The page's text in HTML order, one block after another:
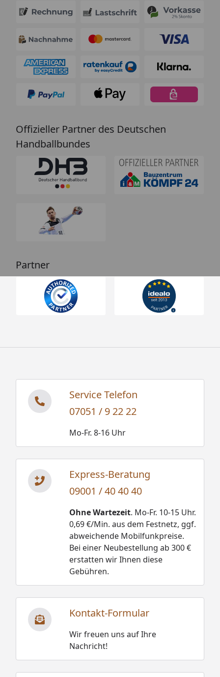
Offizieller Partner des Deutschen
Handballbundes
Partner
Service Telefon
07051 / 9 22 22
Mo-Fr. 8-16 Uhr
Express-Beratung
09001 / 40 40 40
Ohne Wartezeit. Mo-Fr. 10-15 Uhr.
0,69 €/Min. aus dem Festnetz, ggf.
abweichende Mobilfunkpreise.
Bei einer Neubestellung ab 300 €
erstatten wir Ihnen diese
Gebühren.
Kontakt-Formular
Wir freuen uns auf Ihre
Nachricht!